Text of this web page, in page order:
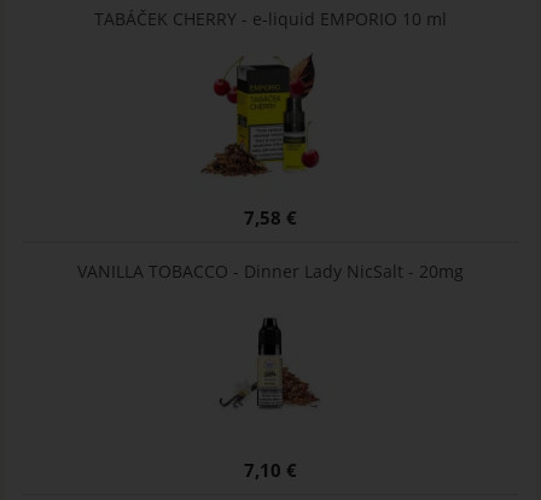
TABÁČEK CHERRY - e-liquid EMPORIO 10 ml
7,58 €
VANILLA TOBACCO - Dinner Lady NicSalt - 20mg
7,10 €